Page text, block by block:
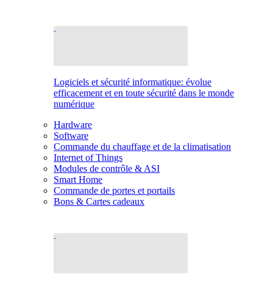
Logiciels et sécurité informatique: évolue
efficacement et en toute sécurité dans le monde
numérique
Hardware
Software
Commande du chauffage et de la climatisation
Internet of Things
Modules de contrôle & ASI
Smart Home
Commande de portes et portails
Bons & Cartes cadeaux